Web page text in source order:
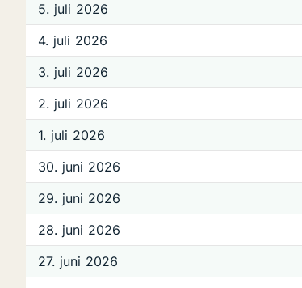
5. juli 2026
4. juli 2026
3. juli 2026
2. juli 2026
1. juli 2026
30. juni 2026
29. juni 2026
28. juni 2026
27. juni 2026